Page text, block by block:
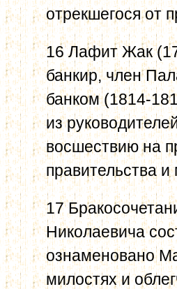
отрекшегося от
16 Лафит Жак
банкир, член
банком (1814-
из
восшествию на
правительства
17
Николаевича
ознаменовано
милостях и